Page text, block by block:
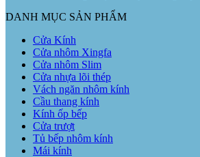
DANH MỤC SẢN PHẨM
Cửa Kính
Cửa nhôm Xingfa
Cửa nhôm Slim
Cửa nhựa lõi thép
Vách ngăn nhôm kính
Cầu thang kính
Kính ốp bếp
Cửa trượt
Tủ bếp nhôm kính
Mái kính